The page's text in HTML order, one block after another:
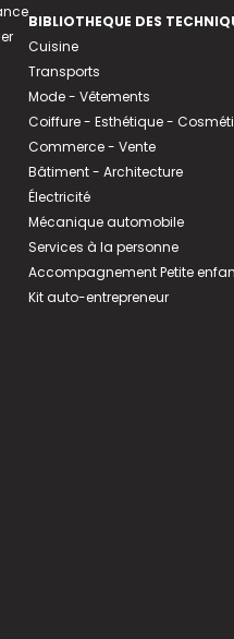
BIBLIOTHEQUE DES
Cuisine
Transports
Mode - Vêtements
Coiffure - Esthétique -
Commerce - Vente
Bâtiment - Architecture
Électricité
Mécanique automobile
Services à la personne
Accompagnement Petite
Kit auto-entrepreneur